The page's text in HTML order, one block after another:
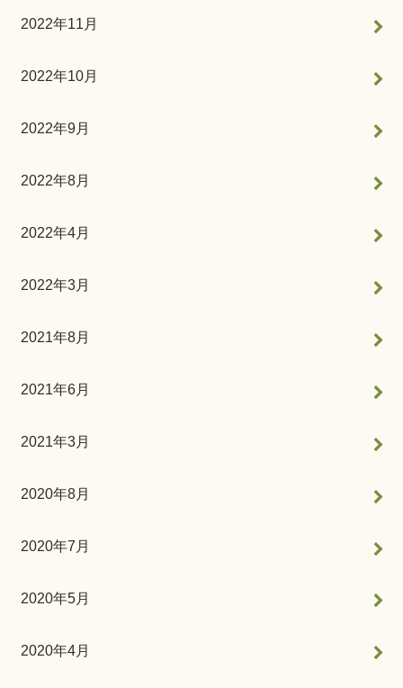
2022年11月
2022年10月
2022年9月
2022年8月
2022年4月
2022年3月
2021年8月
2021年6月
2021年3月
2020年8月
2020年7月
2020年5月
2020年4月